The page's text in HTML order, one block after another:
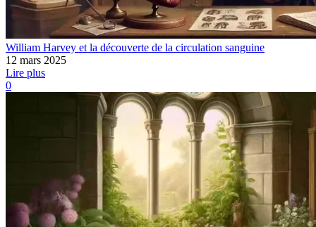
William Harvey et la découverte de la circulation sanguine
12 mars 2025
Lire plus
0